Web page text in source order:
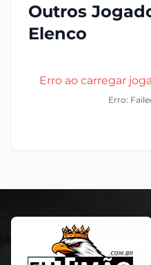
Outros
Elenco
Erro ao carregar
Erro: